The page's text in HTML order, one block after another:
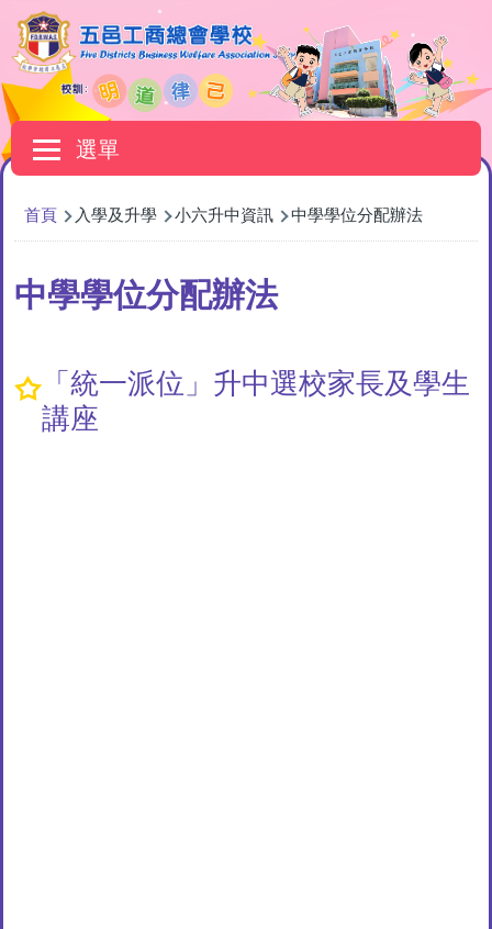
移至主內容
選單
Main
navigation
導
航
連
結
首頁 入學及升學 小六升中資訊 中學學位分配辦法
中學學位分配辦法
「統一派位」升中選校家長及學生
講座